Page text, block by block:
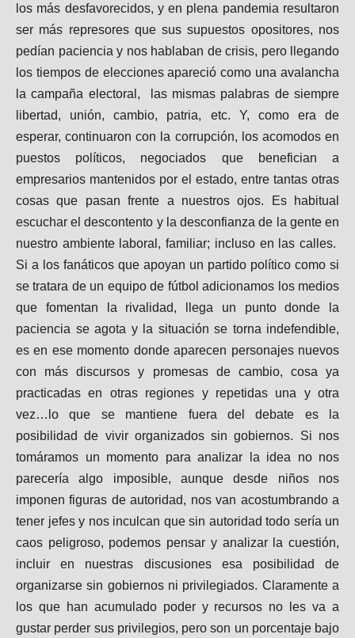
los más desfavorecidos, y en plena pandemia resultaron
ser más represores que sus supuestos opositores, nos
pedían paciencia y nos hablaban de crisis, pero llegando
los tiempos de elecciones apareció como una avalancha
la campaña electoral, las mismas palabras de siempre
libertad, unión, cambio, patria, etc. Y, como era de
esperar, continuaron con la corrupción, los acomodos en
puestos políticos, negociados que benefician a
empresarios mantenidos por el estado, entre tantas otras
cosas que pasan frente a nuestros ojos. Es habitual
escuchar el descontento y la desconfianza de la gente en
nuestro ambiente laboral, familiar; incluso en las calles.
Si a los fanáticos que apoyan un partido político como si
se tratara de un equipo de fútbol adicionamos los medios
que fomentan la rivalidad, llega un punto donde la
paciencia se agota y la situación se torna indefendible,
es en ese momento donde aparecen personajes nuevos
con más discursos y promesas de cambio, cosa ya
practicadas en otras regiones y repetidas una y otra
vez…lo que se mantiene fuera del debate es la
posibilidad de vivir organizados sin gobiernos. Si nos
tomáramos un momento para analizar la idea no nos
parecería algo imposible, aunque desde niños nos
imponen figuras de autoridad, nos van acostumbrando a
tener jefes y nos inculcan que sin autoridad todo sería un
caos peligroso, podemos pensar y analizar la cuestión,
incluir en nuestras discusiones esa posibilidad de
organizarse sin gobiernos ni privilegiados. Claramente a
los que han acumulado poder y recursos no les va a
gustar perder sus privilegios, pero son un porcentaje bajo